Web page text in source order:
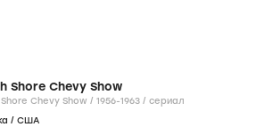
Shore Chevy Show
Dinah Shore Chevy Show / 1956-1963 / сериал
/ США